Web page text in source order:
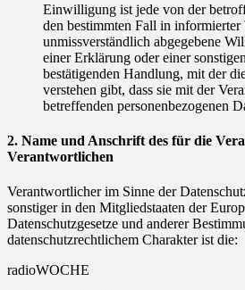
Einwilligung ist jede von der
den bestimmten Fall in informierter
unmissverständlich abgegebene
einer Erklärung oder einer
bestätigenden Handlung, mit der
verstehen gibt, dass sie mit der
betreffenden personenbezogenen
2. Name und Anschrift des für die
Verantwortlichen
Verantwortlicher im Sinne der
sonstiger in den Mitgliedstaaten der
Datenschutzgesetze und anderer
datenschutzrechtlichem Charakter ist die:
radioWOCHE